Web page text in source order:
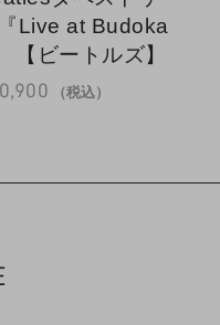
Live at Budoka
【ビートルズ】
（税込）